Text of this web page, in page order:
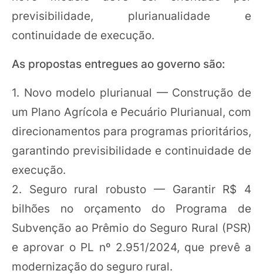
previsibilidade, plurianualidade e
continuidade de execução.
As propostas entregues ao governo são:
1. Novo modelo plurianual — Construção de
um Plano Agrícola e Pecuário Plurianual, com
direcionamentos para programas prioritários,
garantindo previsibilidade e continuidade de
execução.
2. Seguro rural robusto — Garantir R$ 4
bilhões no orçamento do Programa de
Subvenção ao Prêmio do Seguro Rural (PSR)
e aprovar o PL nº 2.951/2024, que prevê a
modernização do seguro rural.